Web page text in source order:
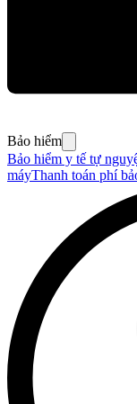
Bảo hiểm
Bảo hiểm y tế tự
máyThanh toán phí